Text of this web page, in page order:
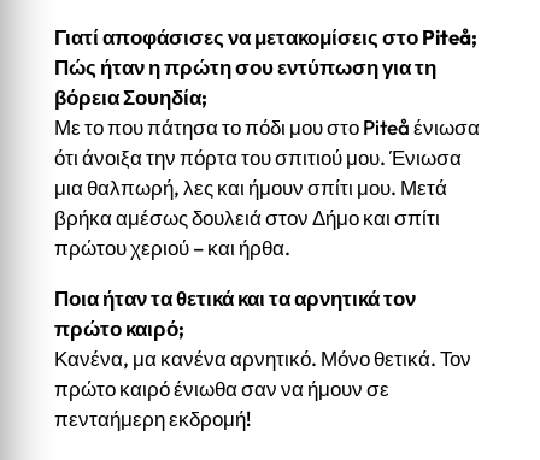
Γιατί αποφάσισες να μετακομίσεις στο Piteå;
Πώς ήταν η πρώτη σου εντύπωση για τη
βόρεια Σουηδία;
Με το που πάτησα το πόδι μου στο Piteå ένιωσα
ότι άνοιξα την πόρτα του σπιτιού μου. Ένιωσα
μια θαλπωρή, λες και ήμουν σπίτι μου. Μετά
βρήκα αμέσως δουλειά στον Δήμο και σπίτι
πρώτου χεριού – και ήρθα.
Ποια ήταν τα θετικά και τα αρνητικά τον
πρώτο καιρό;
Κανένα, μα κανένα αρνητικό. Μόνο θετικά. Τον
πρώτο καιρό ένιωθα σαν να ήμουν σε
πενταήμερη εκδρομή!